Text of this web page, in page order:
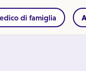
di famiglia